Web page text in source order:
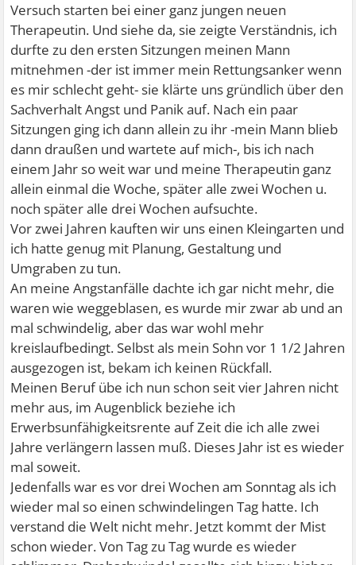
Versuch starten bei einer ganz jungen neuen
Therapeutin. Und siehe da, sie zeigte Verständnis, ich
durfte zu den ersten Sitzungen meinen Mann
mitnehmen -der ist immer mein Rettungsanker wenn
es mir schlecht geht- sie klärte uns gründlich über den
Sachverhalt Angst und Panik auf. Nach ein paar
Sitzungen ging ich dann allein zu ihr -mein Mann blieb
dann draußen und wartete auf mich-, bis ich nach
einem Jahr so weit war und meine Therapeutin ganz
allein einmal die Woche, später alle zwei Wochen u.
noch später alle drei Wochen aufsuchte.
Vor zwei Jahren kauften wir uns einen Kleingarten und
ich hatte genug mit Planung, Gestaltung und
Umgraben zu tun.
An meine Angstanfälle dachte ich gar nicht mehr, die
waren wie weggeblasen, es wurde mir zwar ab und an
mal schwindelig, aber das war wohl mehr
kreislaufbedingt. Selbst als mein Sohn vor 1 1/2 Jahren
ausgezogen ist, bekam ich keinen Rückfall.
Meinen Beruf übe ich nun schon seit vier Jahren nicht
mehr aus, im Augenblick beziehe ich
Erwerbsunfähigkeitsrente auf Zeit die ich alle zwei
Jahre verlängern lassen muß. Dieses Jahr ist es wieder
mal soweit.
Jedenfalls war es vor drei Wochen am Sonntag als ich
wieder mal so einen schwindelingen Tag hatte. Ich
verstand die Welt nicht mehr. Jetzt kommt der Mist
schon wieder. Von Tag zu Tag wurde es wieder